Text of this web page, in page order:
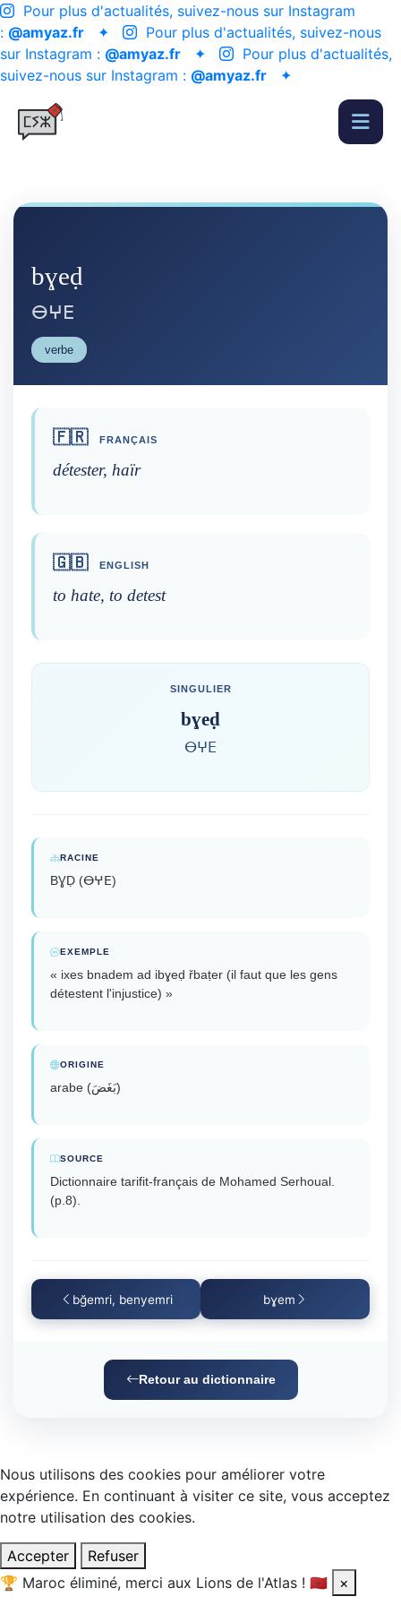
Pour plus d'actualités, suivez-nous sur Instagram
: @amyaz.fr ✦
Pour plus d'actualités, suivez-nous
sur Instagram : @amyaz.fr ✦
Pour plus d'actualités,
suivez-nous sur Instagram : @amyaz.fr ✦
bɣeḍ
ⴱⵖⴹ
verbe
🇫🇷 FRANÇAIS
détester, haïr
🇬🇧 ENGLISH
to hate, to detest
SINGULIER
bɣeḍ
ⴱⵖⴹ
RACINE
BƔḌ (ⴱⵖⴹ)
EXEMPLE
« ixes bnadem ad ibɣeḍ řbaṭer (il faut que les gens
détestent l'injustice) »
ORIGINE
arabe (بَغَضَ)
SOURCE
Dictionnaire tarifit-français de Mohamed Serhoual.
(p.8).
bğemri, benyemri bɣem
Retour au dictionnaire
Nous utilisons des cookies pour améliorer votre
expérience. En continuant à visiter ce site, vous acceptez
notre utilisation des cookies.
Accepter
Refuser
🏆 Maroc éliminé, merci aux Lions de l'Atlas ! 🇲🇦 ×